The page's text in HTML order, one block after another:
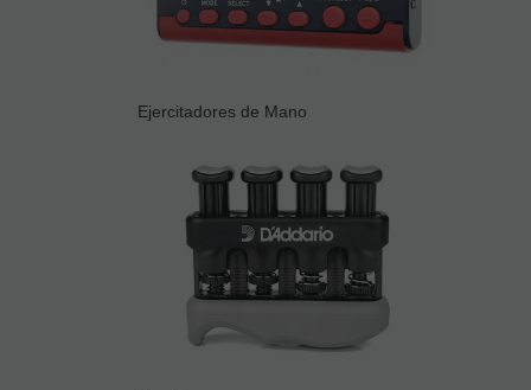
Ejercitadores de Mano